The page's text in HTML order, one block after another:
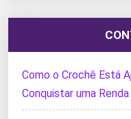
Como o Crochê Está
Conquistar uma